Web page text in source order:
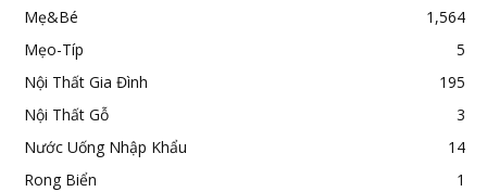
Mẹ&Bé
1,564
Mẹo-Típ
5
Nội Thất Gia Đình
195
Nội Thất Gỗ
3
Nước Uống Nhập Khẩu
14
Rong Biển
1